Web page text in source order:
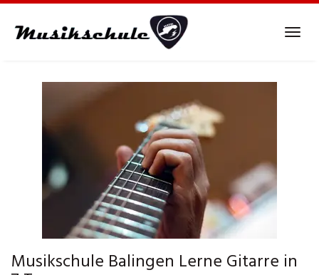
Musikschule Balingen Lerne Gitarre in